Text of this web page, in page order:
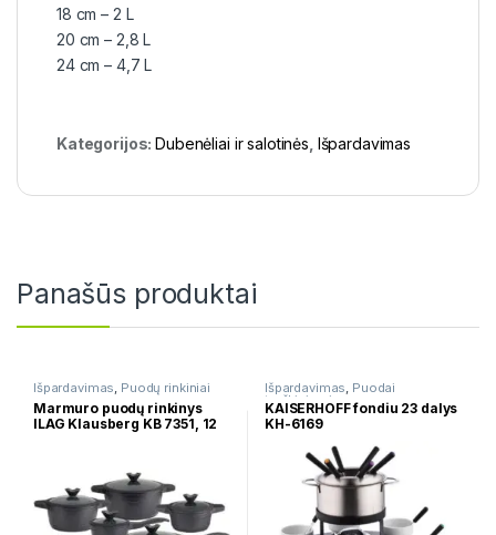
18 cm – 2 L
20 cm – 2,8 L
24 cm – 4,7 L
Kategorijos:Dubenėliai ir salotinės Išpardavimas
Panašūs produktai
Išpardavimas, Puodų rinkiniai
Marmuro puodų rinkinys
ILAG Klausberg KB 7351, 12
Išpardavimas, Puodai
troškinimui
KAISERHOFF fondiu 23 dalys
KH-6169